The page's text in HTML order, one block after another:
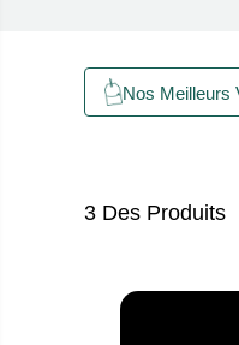
Nos Meilleurs
3 Des Produits